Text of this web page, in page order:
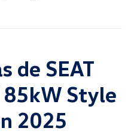
de SEAT
85kW Style
2025